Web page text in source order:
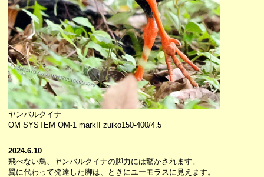
ヤンバルクイナ
OM SYSTEM OM-1 markII zuiko150-400/4.5
2024.6.10
飛べない鳥、ヤンバルクイナの脚力には驚かされます。
翼に代わって発達した脚は、ときにユーモラスに見えます。